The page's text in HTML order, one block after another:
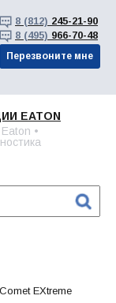
8 (812) 245-21-90
8 (495) 966-70-48
Перезвоните мне
EATON
•
EXtreme